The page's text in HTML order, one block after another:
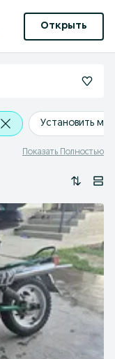
Открыть
Установить
Показать Полностью